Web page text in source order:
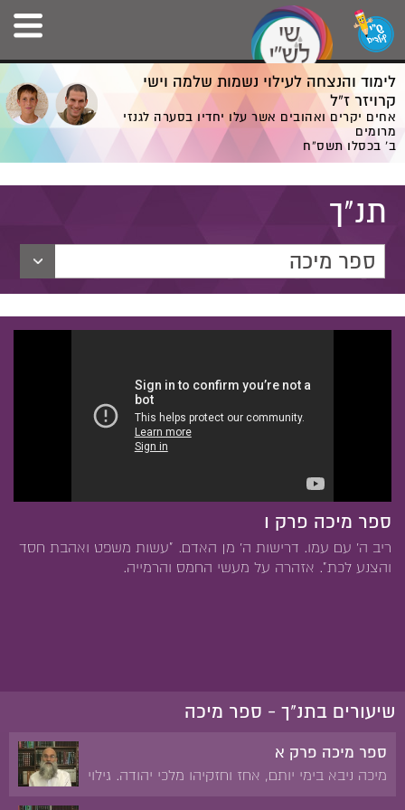
לימוד והנצחה לעילוי נשמות שלמה וישי
קרויזר ז”ל
אחים יקרים ואהובים אשר עלו יחדיו בסערה לגנזי
מרומים
ב' בכסלו תשס”ח
תנ"ך
ספר מיכה
ספר מיכה פרק ו
ריב ה' עם עמו. דרישות ה' מן האדם. "עשות משפט ואהבת חסד
והצנע לכת". אזהרה על מעשי החמס והרמייה.
שיעורים בתנ"ך - ספר מיכה
ספר מיכה פרק א
מיכה ניבא בימי יותם, אחז וחזקיהו מלכי יהודה. גילוי